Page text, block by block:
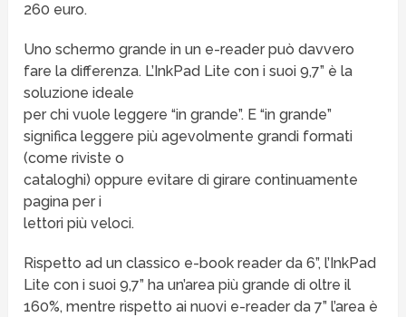
260 euro.
Uno schermo grande in un e-reader può davvero
fare la differenza. L’InkPad Lite con i suoi 9,7” è la
soluzione ideale
per chi vuole leggere “in grande”. E “in grande”
significa leggere più agevolmente grandi formati
(come riviste o
cataloghi) oppure evitare di girare continuamente
pagina per i
lettori più veloci.
Rispetto ad un classico e-book reader da 6”, l’InkPad
Lite con i suoi 9,7” ha un’area più grande di oltre il
160%, mentre rispetto ai nuovi e-reader da 7” l’area è